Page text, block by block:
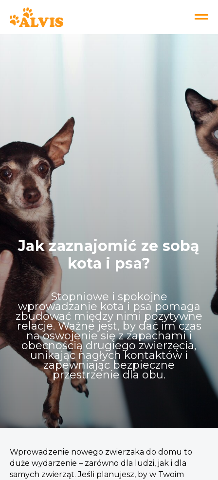
Jak zaznajomić ze sobą
kota i psa?
Stopniowe i spokojne
wprowadzanie kota i psa pomaga
zbudować między nimi pozytywne
relacje. Ważne jest, by dać im czas
na oswojenie się z zapachami i
obecnością drugiego zwierzęcia,
unikając nagłych kontaktów i
zapewniając bezpieczne
przestrzenie dla obu.
Wprowadzenie nowego zwierzaka do domu to
duże wydarzenie – zarówno dla ludzi, jak i dla
samych zwierząt. Jeśli planujesz, by w Twoim